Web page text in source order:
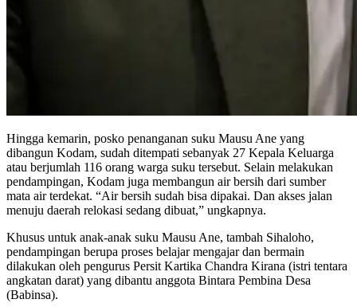
Hingga kemarin, posko penanganan suku Mausu Ane yang
dibangun Kodam, sudah ditempati sebanyak 27 Kepala Keluarga
atau berjumlah 116 orang warga suku tersebut. Selain melakukan
pendampingan, Kodam juga membangun air bersih dari sumber
mata air terdekat. “Air bersih sudah bisa dipakai. Dan akses jalan
menuju daerah relokasi sedang dibuat,” ungkapnya.
Khusus untuk anak-anak suku Mausu Ane, tambah Sihaloho,
pendampingan berupa proses belajar mengajar dan bermain
dilakukan oleh pengurus Persit Kartika Chandra Kirana (istri tentara
angkatan darat) yang dibantu anggota Bintara Pembina Desa
(Babinsa).